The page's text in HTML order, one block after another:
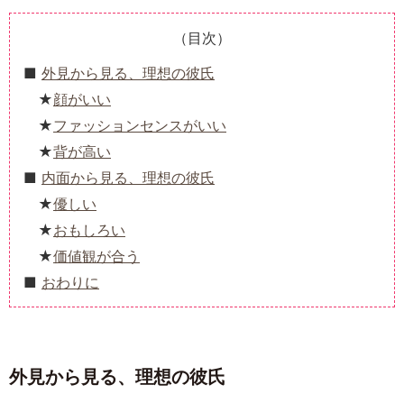
（目次）
外見から見る、理想の彼氏
顔がいい
ファッションセンスがいい
背が高い
内面から見る、理想の彼氏
優しい
おもしろい
価値観が合う
おわりに
外見から見る、理想の彼氏